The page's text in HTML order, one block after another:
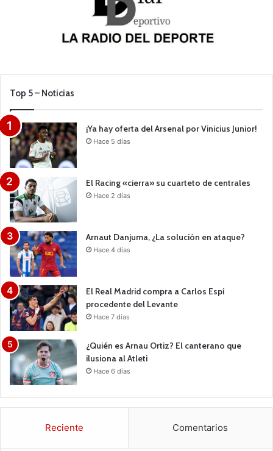
Top 5 – Noticias
¡Ya hay oferta del Arsenal por Vinicius Junior!
Hace 5 días
El Racing «cierra» su cuarteto de centrales
Hace 2 días
Arnaut Danjuma, ¿La solución en ataque?
Hace 4 días
El Real Madrid compra a Carlos Espí
procedente del Levante
Hace 7 días
¿Quién es Arnau Ortiz? El canterano que
ilusiona al Atleti
Hace 6 días
Reciente Comentarios